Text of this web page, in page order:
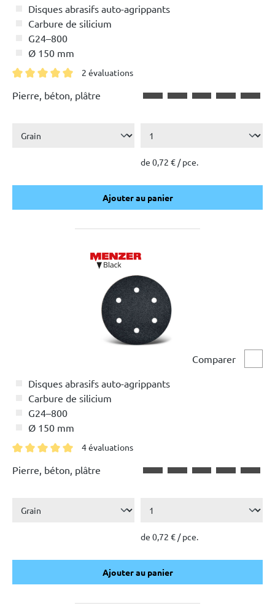
Disques abrasifs auto-agrippants
Carbure de silicium
G24–800
Ø 150 mm
2 évaluations
Pierre, béton, plâtre
de 0,72 € / pce.
Ajouter au panier
Ajouter au panier
Comparer
Disques abrasifs auto-agrippants
Carbure de silicium
G24–800
Ø 150 mm
4 évaluations
Pierre, béton, plâtre
de 0,72 € / pce.
Ajouter au panier
Ajouter au panier